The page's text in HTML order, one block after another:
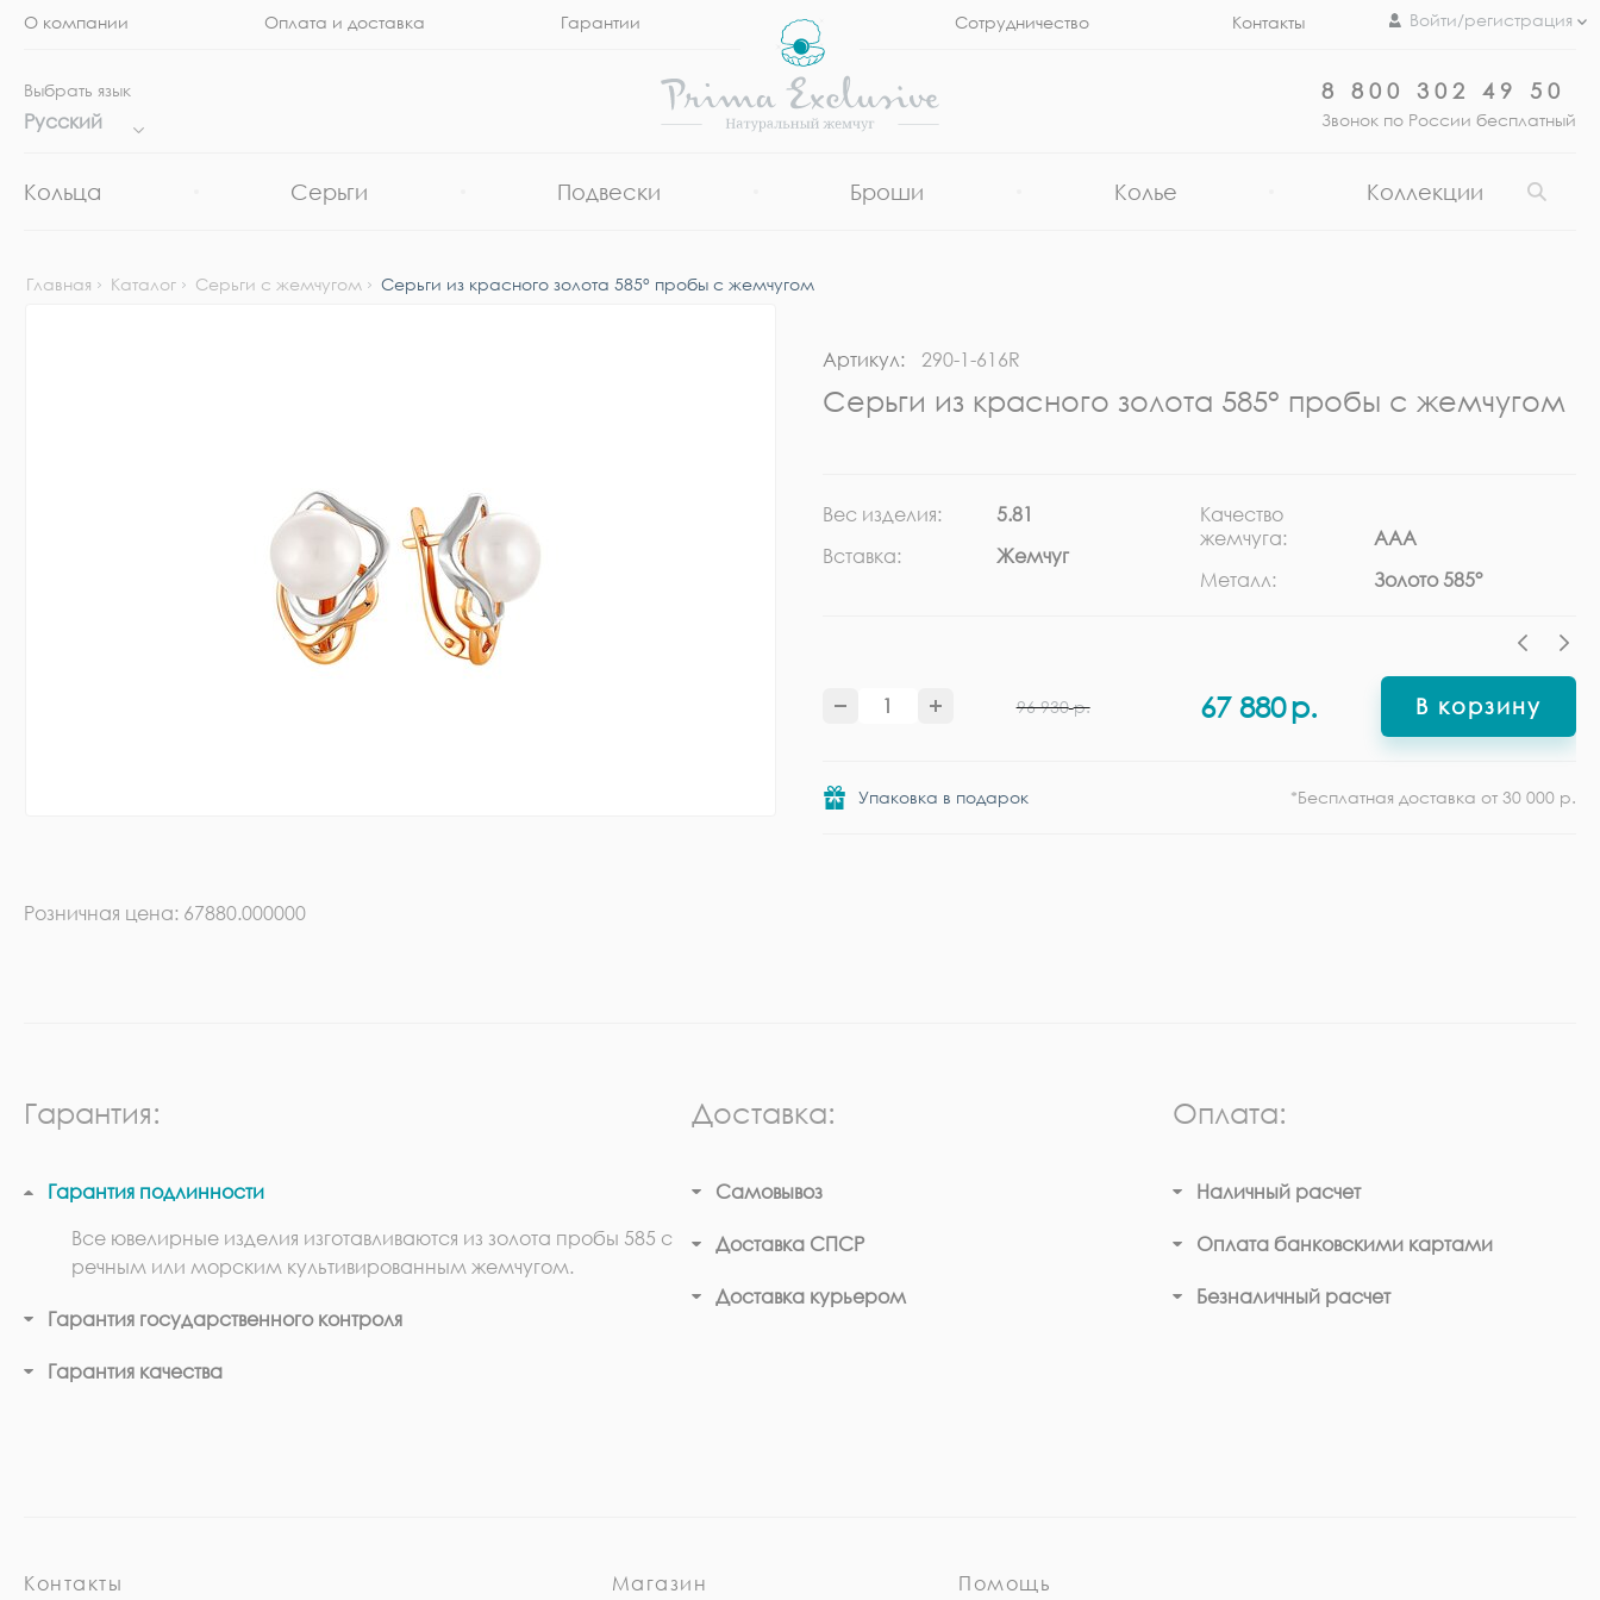
О компании Оплата и доставка Гарантии Сотрудничество Контакты Войти/регистрация
Выбрать язык
Русский
8 800 302 49 50
Звонок по России бесплатный
Кольца Серьги Подвески Броши Колье Коллекции
Главная Каталог Серьги с жемчугом Серьги из красного золота 585° пробы с жемчугом
Артикул: 290-1-616R
Серьги из красного золота 585° пробы с жемчугом
Вес изделия:
5.81
Вставка:
Жемчуг
Качество
жемчуга:
ААА
Металл:
Золото 585°
96 930 р. 67 880р. В корзину
Упаковка в подарок *Бесплатная доставка от 30 000 р.
Розничная цена: 67880.000000
Гарантия:
Гарантия подлинности
Все ювелирные изделия изготавливаются из золота пробы 585 с
речным или морским культивированным жемчугом.
Гарантия государственного контроля
Гарантия качества
Доставка:
Самовывоз
Доставка СПСР
Доставка курьером
Оплата:
Наличный расчет
Оплата банковскими картами
Безналичный расчет
Контакты Магазин Помощь